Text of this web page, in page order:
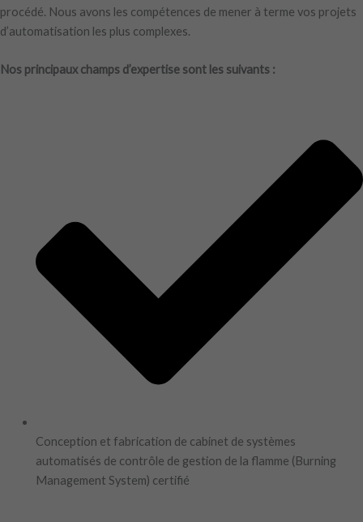
procédé. Nous avons les compétences de mener à terme vos projets
d’automatisation les plus complexes.
Nos principaux champs d’expertise sont les suivants :
Conception et fabrication de cabinet de systèmes
automatisés de contrôle de gestion de la flamme (Burning
Management System) certifié